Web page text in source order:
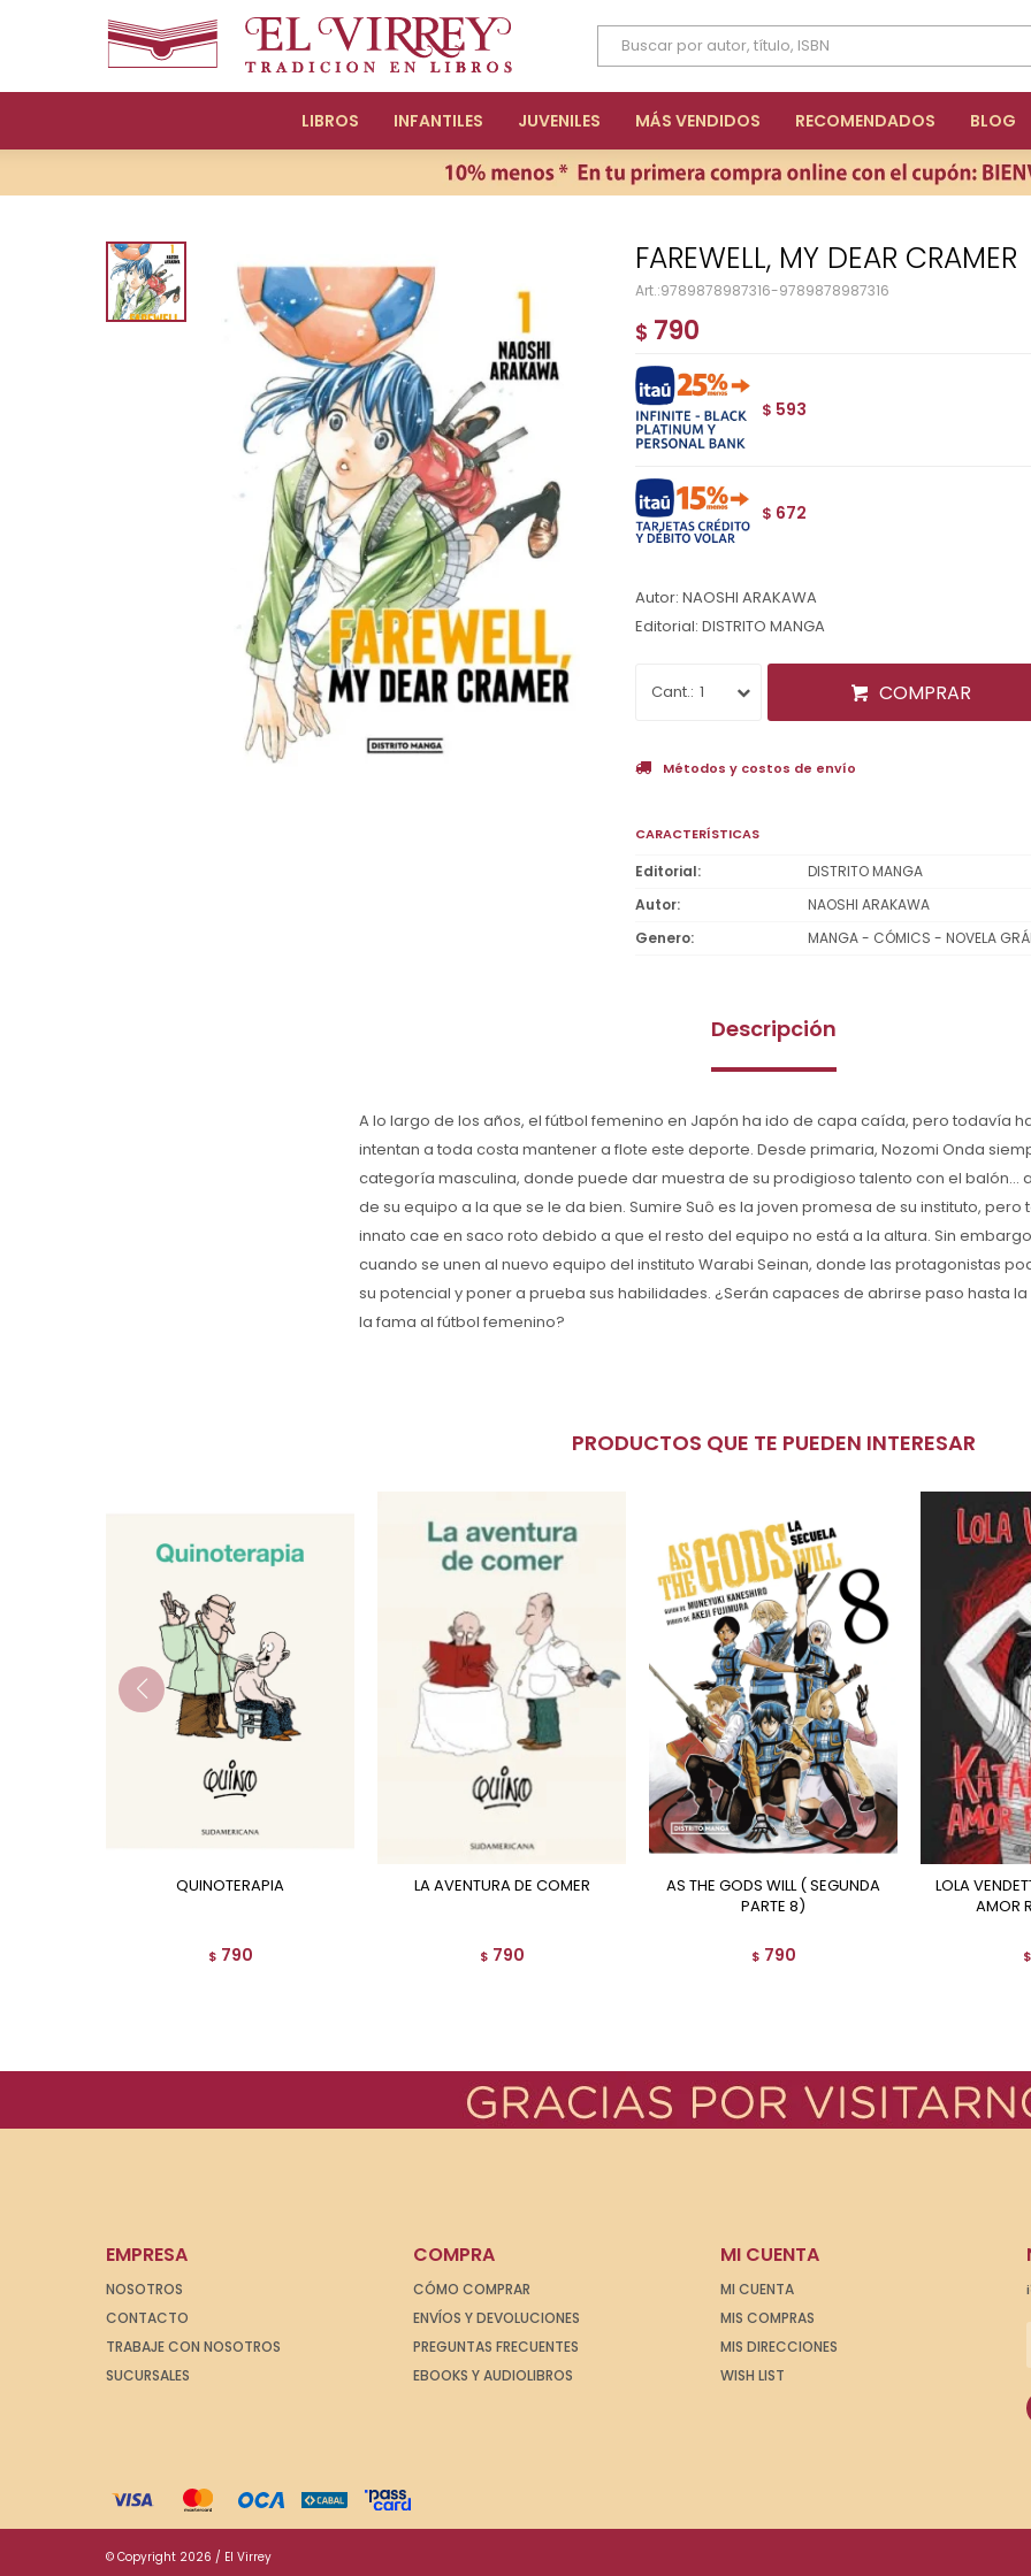
LIBROS INFANTILES JUVENILES MÁS VENDIDOS RECOMENDADOS BLOG
FAREWELL, MY DEAR CRAMER
9789878987316-9789878987316
$ 790
$ 593
$ 672
Autor: NAOSHI ARAKAWA
Editorial: DISTRITO MANGA
1 COMPRAR
Métodos y costos de envío
CARACTERÍSTICAS
Editorial
DISTRITO MANGA
Autor
NAOSHI ARAKAWA
Genero
MANGA - CÓMICS - NOVELA
Descripción
A lo largo de los años, el fútbol femenino en Japón ha ido de capa caída, pero todavía
intentan a toda costa mantener a flote este deporte. Desde primaria, Nozomi Onda
categoría masculina, donde puede dar muestra de su prodigioso talento con el balón...
de su equipo a la que se le da bien. Sumire Suô es la joven promesa de su instituto,
innato cae en saco roto debido a que el resto del equipo no está a la altura. Sin
cuando se unen al nuevo equipo del instituto Warabi Seinan, donde las protagonistas
su potencial y poner a prueba sus habilidades. ¿Serán capaces de abrirse paso hasta
la fama al fútbol femenino?
PRODUCTOS QUE TE PUEDEN INTERESAR
QUINOTERAPIA
$ 790
LA AVENTURA DE COMER
$ 790
AS THE GODS WILL ( SEGUNDA
PARTE 8)
$ 790
LOLA VENDETTA. KATANAZO AL
AMOR
$
EMPRESA
NOSOTROS
CONTACTO
TRABAJE CON NOSOTROS
SUCURSALES
COMPRA
CÓMO COMPRAR
ENVÍOS Y DEVOLUCIONES
PREGUNTAS FRECUENTES
EBOOKS Y AUDIOLIBROS
MI CUENTA
MI CUENTA
MIS COMPRAS
MIS DIRECCIONES
WISH LIST
© Copyright 2026 / El Virrey